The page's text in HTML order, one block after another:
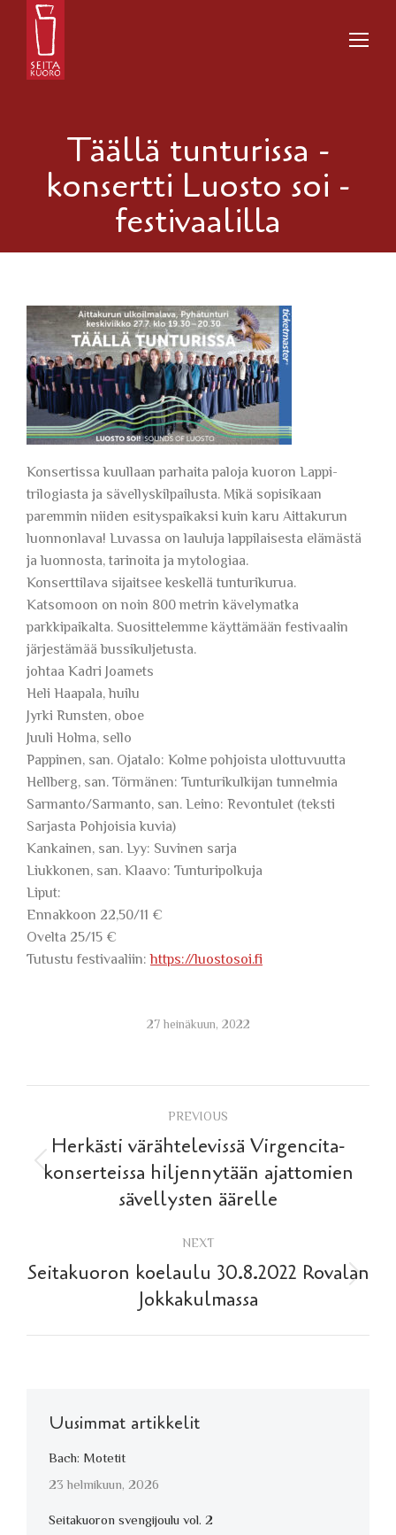
Täällä tunturissa -
konsertti Luosto soi -
festivaalilla
Konsertissa kuullaan parhaita paloja kuoron Lappi-
trilogiasta ja sävellyskilpailusta. Mikä sopisikaan
paremmin niiden esityspaikaksi kuin karu Aittakurun
luonnonlava! Luvassa on lauluja lappilaisesta elämästä
ja luonnosta, tarinoita ja mytologiaa.
Konserttilava sijaitsee keskellä tunturikurua.
Katsomoon on noin 800 metrin kävelymatka
parkkipaikalta. Suosittelemme käyttämään festivaalin
järjestämää bussikuljetusta.
johtaa Kadri Joamets
Heli Haapala, huilu
Jyrki Runsten, oboe
Juuli Holma, sello
Pappinen, san. Ojatalo: Kolme pohjoista ulottuvuutta
Hellberg, san. Törmänen: Tunturikulkijan tunnelmia
Sarmanto/Sarmanto, san. Leino: Revontulet (teksti
Sarjasta Pohjoisia kuvia)
Kankainen, san. Lyy: Suvinen sarja
Liukkonen, san. Klaavo: Tunturipolkuja
Liput:
Ennakkoon 22,50/11 €
Ovelta 25/15 €
Tutustu festivaaliin:https://luostosoi.fi
27 heinäkuun, 2022
navigation
PREVIOUS
Previous
post:
Herkästi värähtelevissä Virgencita-
konserteissa hiljennytään ajattomien
sävellysten äärelle
NEXT
Next
post:
Seitakuoron koelaulu 30.8.2022 Rovalan
Jokkakulmassa
Uusimmat artikkelit
Bach: Motetit
23 helmikuun, 2026
Seitakuoron svengijoulu vol. 2